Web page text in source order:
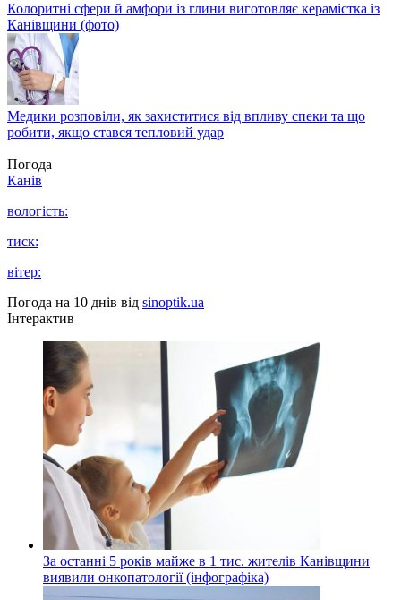
Колоритні сфери й амфори із глини виготовляє керамістка із
Канівщини (фото)
Медики розповіли, як захиститися від впливу спеки та що
робити, якщо стався тепловий удар
Погода
Канів
вологість:
тиск:
вітер:
Погода на 10 днів від sinoptik.ua
Інтерактив
За останні 5 років майже в 1 тис. жителів Канівщини
виявили онкопатології (інфографіка)